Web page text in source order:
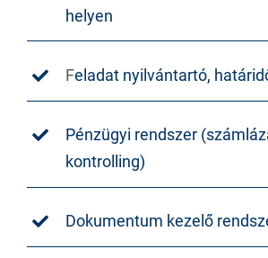
helyen
Feladat nyilvántartó,
Pénzügyi rendszer
kontrolling)
Dokumentum kezelő